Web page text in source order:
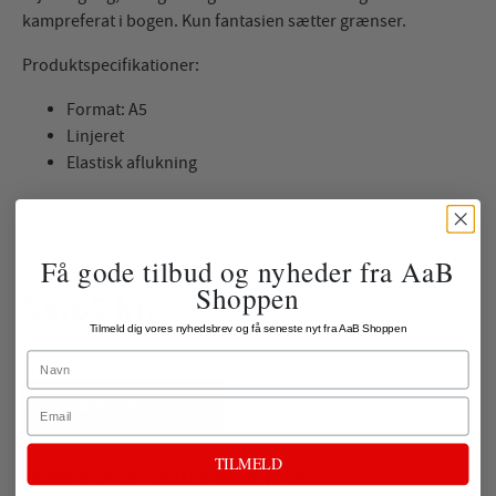
kampreferat i bogen. Kun fantasien sætter grænser.
Produktspecifikationer:
Format: A5
Linjeret
Elastisk aflukning
69,00 kr.
ekskl. fragt
LÆG I KURV
POPULÆRE PRODUKTER
Få gode tilbud og nyheder fra AaB
Shoppen
Tilmeld dig vores nyhedsbrev og få seneste nyt fra AaB Shoppen
Name
Email
TILMELD